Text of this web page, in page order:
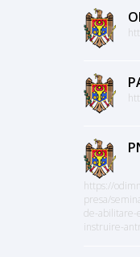
https://
presa/
de-abilitare-
instruire-